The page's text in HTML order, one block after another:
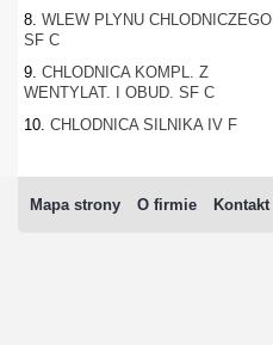
8. WLEW PLYNU CHLODNICZEGO
SF C
9. CHLODNICA KOMPL. Z
WENTYLAT. I OBUD. SF C
10. CHLODNICA SILNIKA IV F
Mapa strony O firmie Kontakt